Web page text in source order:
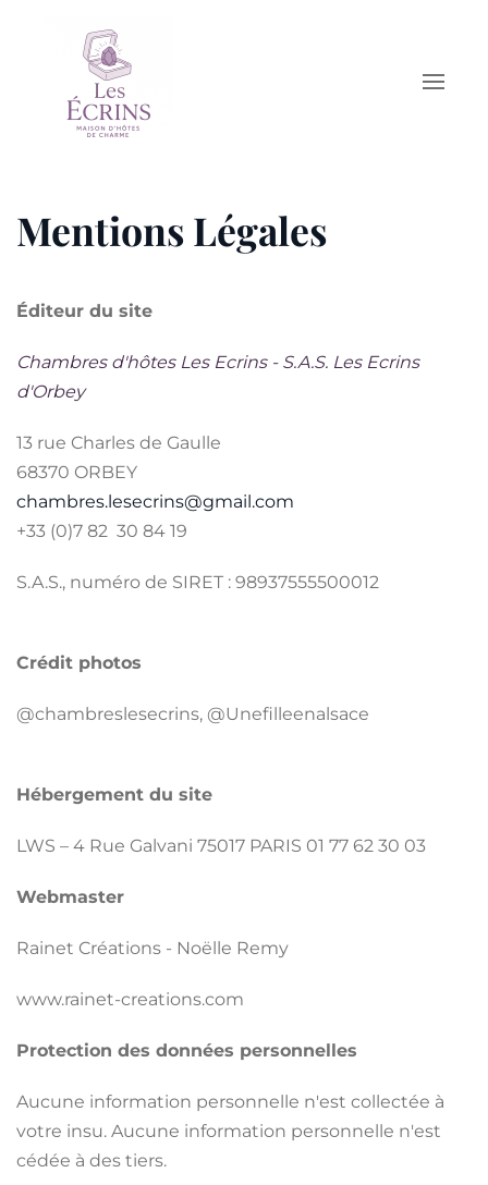
Accéder au contenu principal
Mentions Légales
Éditeur du site
Chambres d'hôtes Les Ecrins - S.A.S. Les Ecrins
d'Orbey
13 rue Charles de Gaulle
68370 ORBEY
chambres.lesecrins@gmail.com
+33 (0)7 82 30 84 19
S.A.S., numéro de SIRET : 98937555500012
Crédit photos
@chambreslesecrins, @Unefilleenalsace
Hébergement du site
LWS – 4 Rue Galvani 75017 PARIS 01 77 62 30 03
Webmaster
Rainet Créations - Noëlle Remy
www.rainet-creations.com
Protection des données personnelles
Aucune information personnelle n'est collectée à
votre insu. Aucune information personnelle n'est
cédée à des tiers.